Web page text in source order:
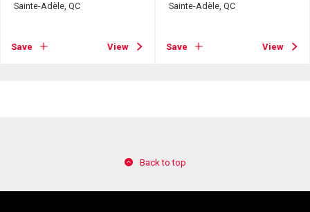
Sainte-Adèle, QC
Save View
Sainte-Adèle, QC
Save View
Back to top